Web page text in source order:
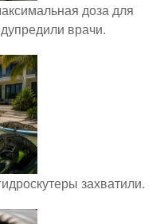
доза для
врачи.
захватили.